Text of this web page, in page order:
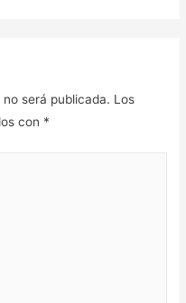
será publicada. Los
con *